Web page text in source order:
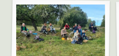
augusti.
mängd